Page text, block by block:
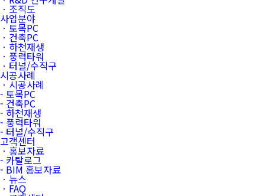
ㆍ조직도
사업분야
ㆍ토목PC
ㆍ건축PC
ㆍ하천재생
ㆍ풍력타워
ㆍ터널/수직구
시공사례
ㆍ시공사례
- 토목PC
- 건축PC
- 하천재생
- 풍력타워
- 터널/수직구
고객센터
ㆍ홍보자료
- 카탈로그
- BIM 홍보자료
ㆍ뉴스
ㆍFAQ